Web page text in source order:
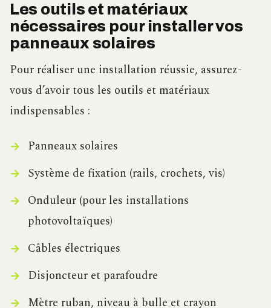
Les outils et matériaux
nécessaires pour installer vos
panneaux solaires
Pour réaliser une installation réussie, assurez-
vous d’avoir tous les outils et matériaux
indispensables :
Panneaux solaires
Système de fixation (rails, crochets, vis)
Onduleur (pour les installations
photovoltaïques)
Câbles électriques
Disjoncteur et parafoudre
Mètre ruban, niveau à bulle et crayon